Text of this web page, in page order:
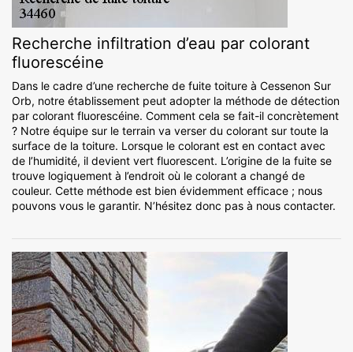
Recherche infiltration d’eau par colorant
fluorescéine
Dans le cadre d’une recherche de fuite toiture à Cessenon Sur
Orb, notre établissement peut adopter la méthode de détection
par colorant fluorescéine. Comment cela se fait-il concrètement
? Notre équipe sur le terrain va verser du colorant sur toute la
surface de la toiture. Lorsque le colorant est en contact avec
de l’humidité, il devient vert fluorescent. L’origine de la fuite se
trouve logiquement à l’endroit où le colorant a changé de
couleur. Cette méthode est bien évidemment efficace ; nous
pouvons vous le garantir. N’hésitez donc pas à nous contacter.